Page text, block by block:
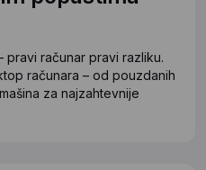
pravi računar pravi razliku.
računara – od pouzdanih
za najzahtevnije